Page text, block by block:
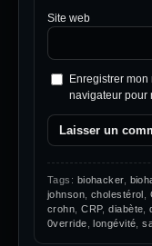
Site web
Enregistrer
navigateur pour
Tags: biohacker,
johnson cholestérol
crohn ,CRP,diabète ,
0verride ,longévité ,